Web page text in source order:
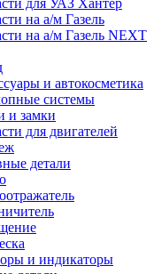
для УАЗ Хантер
на а/м Газель
на а/м Газель NEXT
и автокосметика
системы
и замки
для двигателей
детали
и индикаторы